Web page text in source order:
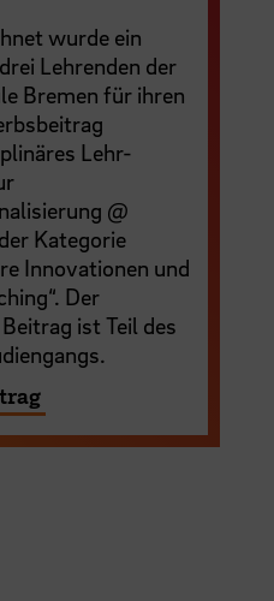
wurde ein
Lehrenden der
Bremen für ihren
Lehr-
@
Kategorie
Innovationen und
Der
ist Teil des